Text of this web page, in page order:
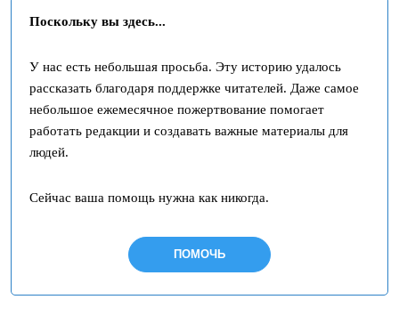
Поскольку вы здесь...
У нас есть небольшая просьба. Эту историю удалось
рассказать благодаря поддержке читателей. Даже самое
небольшое ежемесячное пожертвование помогает
работать редакции и создавать важные материалы для
людей.
Сейчас ваша помощь нужна как никогда.
ПОМОЧЬ